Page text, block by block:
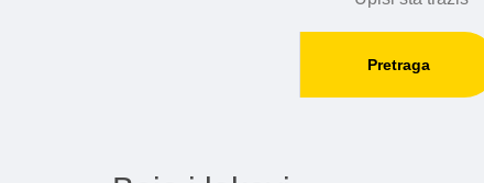
Pretraga